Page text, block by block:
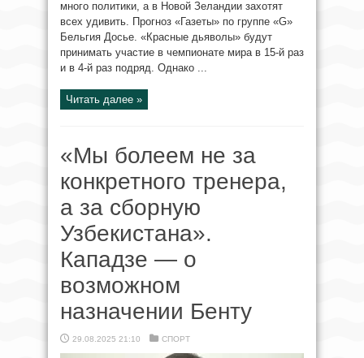
много политики, а в Новой Зеландии захотят
всех удивить. Прогноз «Газеты» по группе «G»
Бельгия Досье. «Красные дьяволы» будут
принимать участие в чемпионате мира в 15-й раз
и в 4-й раз подряд. Однако ...
Читать далее »
«Мы болеем не за
конкретного тренера,
а за сборную
Узбекистана».
Кападзе — о
возможном
назначении Бенту
29.08.2025 21:10 СПОРТ